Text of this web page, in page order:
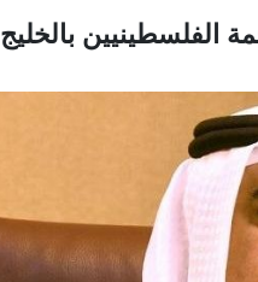
الفلسطينيين بالخليج